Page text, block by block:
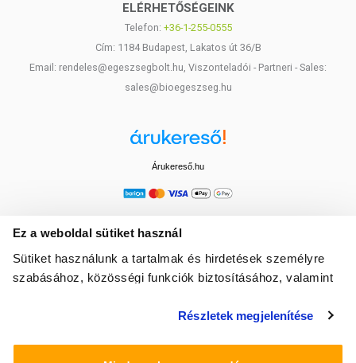
Ez a weboldal sütiket használ
Sütiket használunk a tartalmak és hirdetések személyre
szabásához, közösségi funkciók biztosításához, valamint
média-, hirdető- és elemező partnereinkkel megosztjuk az
Részletek megjelenítése
ELÉRHETŐSÉGEINK
Telefon: +36-1-255-0555
Cím: 1184 Budapest, Lakatos út 36/B
Email: rendeles@egeszsegbolt.hu, Viszonteladói - Partneri - Sales:
sales@bioegeszseg.hu
Árukereső.hu